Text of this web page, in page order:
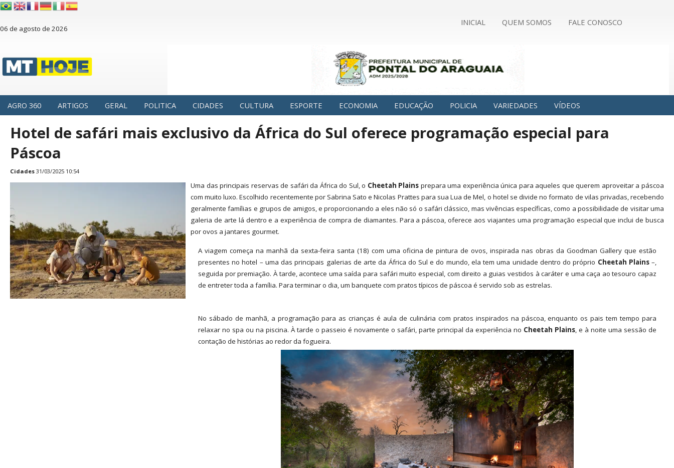
06 de agosto de 2026
INICIAL QUEM SOMOS FALE CONOSCO
AGRO 360 ARTIGOS GERAL POLITICA CIDADES CULTURA ESPORTE ECONOMIA EDUCAÇÃO POLICIA VARIEDADES VÍDEOS
Hotel de safári mais exclusivo da África do Sul oferece programação especial para
Páscoa
Cidades 31/03/2025 10:54
Uma das principais reservas de safári da África do Sul, o Cheetah Plains prepara uma experiência única para aqueles que querem aproveitar a páscoa
com muito luxo. Escolhido recentemente por Sabrina Sato e Nicolas Prattes para sua Lua de Mel, o hotel se divide no formato de vilas privadas, recebendo
geralmente famílias e grupos de amigos, e proporcionando a eles não só o safári clássico, mas vivências específicas, como a possibilidade de visitar uma
galeria de arte lá dentro e a experiência de compra de diamantes. Para a páscoa, oferece aos viajantes uma programação especial que inclui de busca
por ovos a jantares gourmet.
A viagem começa na manhã da sexta-feira santa (18) com uma oficina de pintura de ovos, inspirada nas obras da Goodman Gallery que estão
presentes no hotel – uma das principais galerias de arte da África do Sul e do mundo, ela tem uma unidade dentro do próprio Cheetah Plains–,
seguida por premiação. À tarde, acontece uma saída para safári muito especial, com direito a guias vestidos à caráter e uma caça ao tesouro capaz
de entreter toda a família. Para terminar o dia, um banquete com pratos típicos de páscoa é servido sob as estrelas.
No sábado de manhã, a programação para as crianças é aula de culinária com pratos inspirados na páscoa, enquanto os pais tem tempo para
relaxar no spa ou na piscina. À tarde o passeio é novamente o safári, parte principal da experiência no Cheetah Plains, e à noite uma sessão de
contação de histórias ao redor da fogueira.